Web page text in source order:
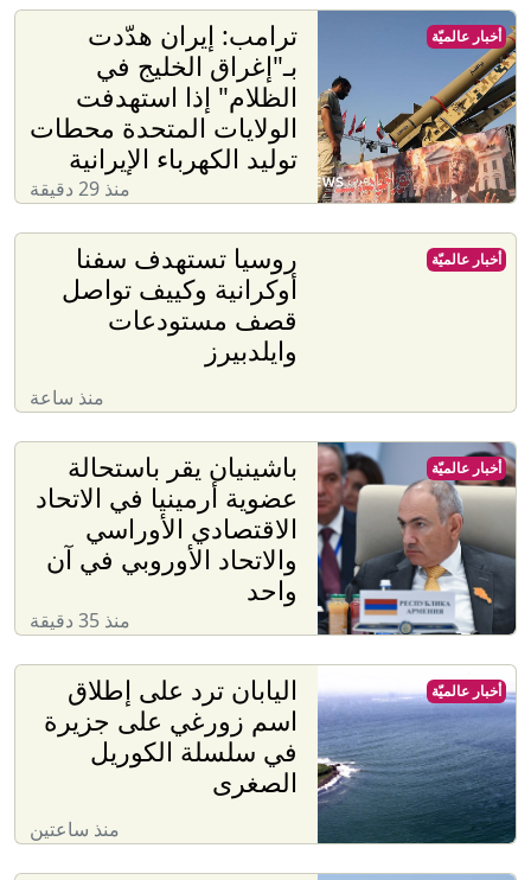
ترامب: إيران هدّدت
بـ"إغراق الخليج في
الظلام" إذا استهدفت
الولايات المتحدة محطات
توليد الكهرباء الإيرانية
منذ 29 دقيقة
أخبار عالميّة
روسيا تستهدف سفنا
أوكرانية وكييف تواصل
قصف مستودعات
وايلدبيرز
منذ ساعة
أخبار عالميّة
باشينيان يقر باستحالة
عضوية أرمينيا في الاتحاد
الاقتصادي الأوراسي
والاتحاد الأوروبي في آن
واحد
منذ 35 دقيقة
أخبار عالميّة
اليابان ترد على إطلاق
اسم زورغي على جزيرة
في سلسلة الكوريل
الصغرى
منذ ساعتين
أخبار عالميّة